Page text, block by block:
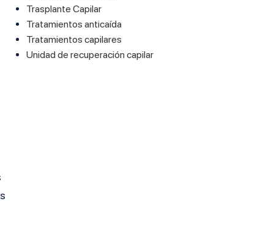
Trasplante Capilar
Tratamientos anticaída
Tratamientos capilares
Unidad de recuperación capilar